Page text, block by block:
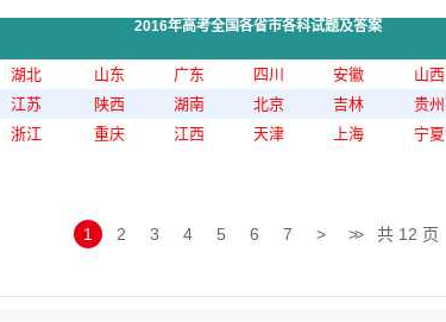
2016年高考全国各省市各科试题及答案
湖北 山东 广东 四川 安徽 山西
江苏 陕西 湖南 北京 吉林 贵州
浙江 重庆 江西 天津 上海 宁夏
1 2 3 4 5 6 7 > >> 共 12 页